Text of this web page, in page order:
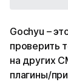
Gochyu –
проверить
на других
плагины/